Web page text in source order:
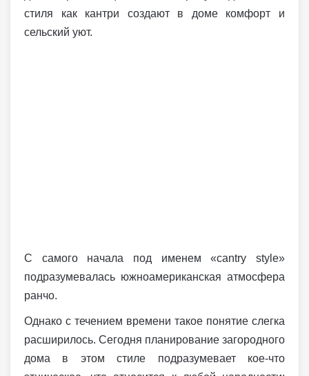
стиля как кантри создают в доме комфорт и
сельский уют.
С самого начала под именем «cantry style»
подразумевалась южноамериканская атмосфера
ранчо.
Однако с течением времени такое понятие слегка
расширилось. Сегодня планирование загородного
дома в этом стиле подразумевает кое-что